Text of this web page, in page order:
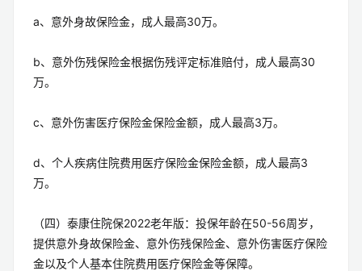
a、意外身故保险金，成人最高30万。
b、意外伤残保险金根据伤残评定标准赔付，成人最高30
万。
c、意外伤害医疗保险金保险金额，成人最高3万。
d、个人疾病住院费用医疗保险金保险金额，成人最高3
万。
（四）泰康住院保2022老年版：投保年龄在50-56周岁，
提供意外身故保险金、意外伤残保险金、意外伤害医疗保险
金以及个人基本住院费用医疗保险金等保障。